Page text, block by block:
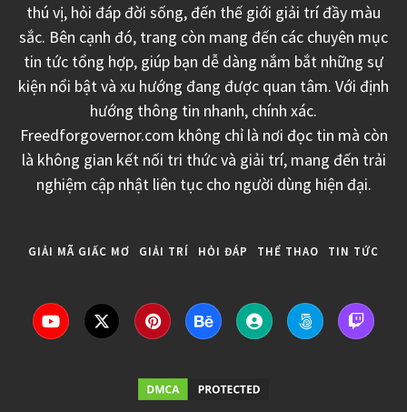
thú vị, hỏi đáp đời sống, đến thế giới giải trí đầy màu
sắc. Bên cạnh đó, trang còn mang đến các chuyên mục
tin tức tổng hợp, giúp bạn dễ dàng nắm bắt những sự
kiện nổi bật và xu hướng đang được quan tâm. Với định
hướng thông tin nhanh, chính xác.
Freedforgovernor.com không chỉ là nơi đọc tin mà còn
là không gian kết nối tri thức và giải trí, mang đến trải
nghiệm cập nhật liên tục cho người dùng hiện đại.
GIẢI MÃ GIẤC MƠ GIẢI TRÍ HỎI ĐÁP THỂ THAO TIN TỨC